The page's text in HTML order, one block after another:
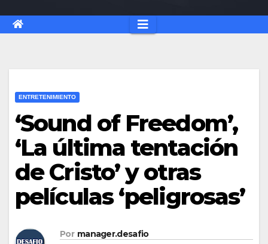
ENTRETENIMIENTO
‘Sound of Freedom’,
‘La última tentación
de Cristo’ y otras
películas ‘peligrosas’
Por manager.desafio